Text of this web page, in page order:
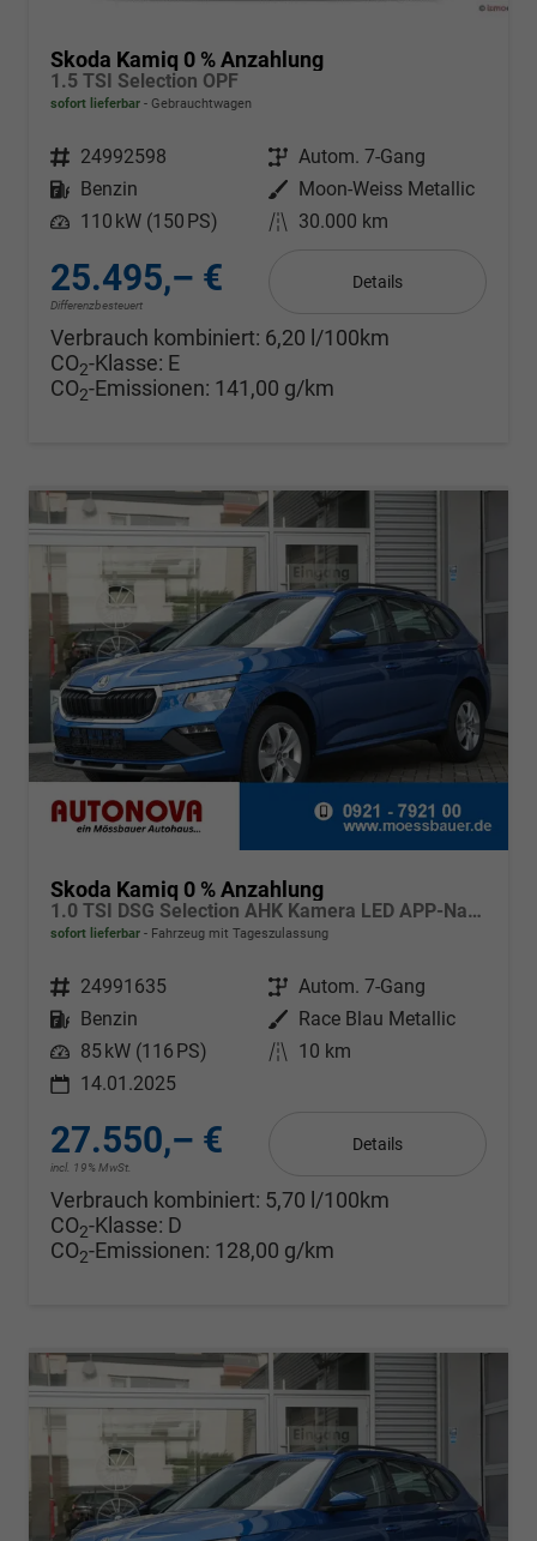
Skoda Kamiq 0 % Anzahlung
1.5 TSI Selection OPF
sofort lieferbar Gebrauchtwagen
Fahrzeugnr. 24992598 Getriebe Autom. 7-Gang
Kraftstoff
Benzin Außenfarbe
Moon-Weiss Metallic
Leistung 110 kW (150 PS) Kilometerstand 30.000 km
25.495,– €
Differenzbesteuert
Details
Verbrauch kombiniert: 6,20 l/100km
CO2-Klasse: E
CO2-Emissionen: 141,00 g/km
Skoda Kamiq 0 % Anzahlung
1.0 TSI DSG Selection AHK Kamera LED APP-Navi Sitzheizung
sofort lieferbar Fahrzeug mit Tageszulassung
Fahrzeugnr. 24991635 Getriebe Autom. 7-Gang
Kraftstoff
Benzin Außenfarbe
Race Blau Metallic
Leistung 85 kW (116 PS) Kilometerstand 10 km
14.01.2025
27.550,– €
incl. 19% MwSt.
Details
Verbrauch kombiniert: 5,70 l/100km
CO2-Klasse: D
CO2-Emissionen: 128,00 g/km